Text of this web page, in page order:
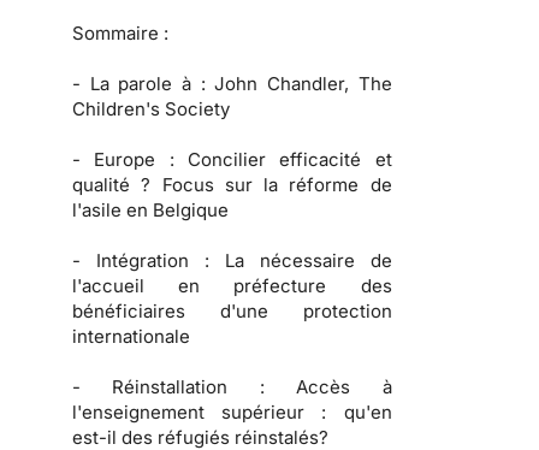
Sommaire :
- La parole à : John Chandler, The
Children's Society
- Europe : Concilier efficacité et
qualité ? Focus sur la réforme de
l'asile en Belgique
- Intégration : La nécessaire de
l'accueil en préfecture des
bénéficiaires d'une protection
internationale
- Réinstallation : Accès à
l'enseignement supérieur : qu'en
est-il des réfugiés réinstalés?